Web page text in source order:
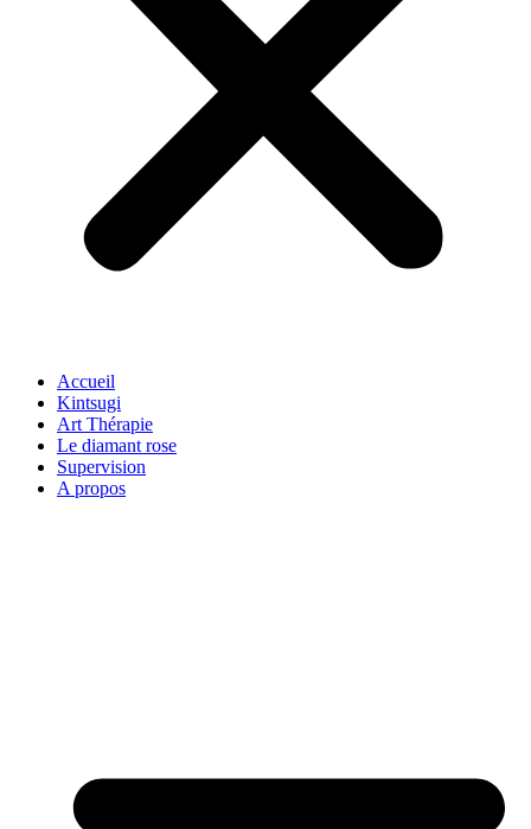
Accueil
Kintsugi
Art Thérapie
Le diamant rose
Supervision
A propos